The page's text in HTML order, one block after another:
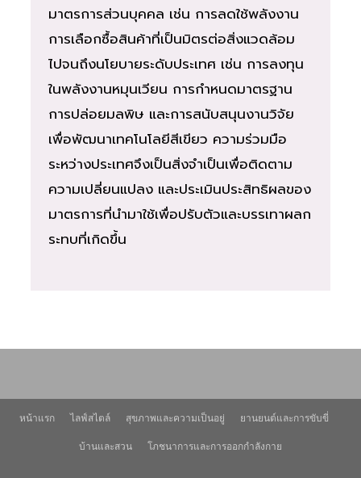
มาตรการส่วนบุคคล เช่น การลดใช้พลังงาน
การเลือกซื้อสินค้าที่เป็นมิตรต่อสิ่งแวดล้อม
ไปจนถึงนโยบายระดับประเทศ เช่น การลงทุน
ในพลังงานหมุนเวียน การกำหนดมาตรฐาน
การปล่อยมลพิษ และการสนับสนุนงานวิจัย
เพื่อพัฒนาเทคโนโลยีสีเขียว ความร่วมมือ
ระหว่างประเทศจึงเป็นสิ่งจำเป็นเพื่อติดตาม
ความเปลี่ยนแปลง และประเมินประสิทธิผลของ
มาตรการที่นำมาใช้เพื่อปรับตัวและบรรเทาผลก
ระทบที่เกิดขึ้น
หน้าแรก ไลฟ์สไตล์ สุขภาพและความเป็นอยู่ ยานยนต์และการขับขี่
บ้านและสวน โภชนาการและการออกกำลังกาย